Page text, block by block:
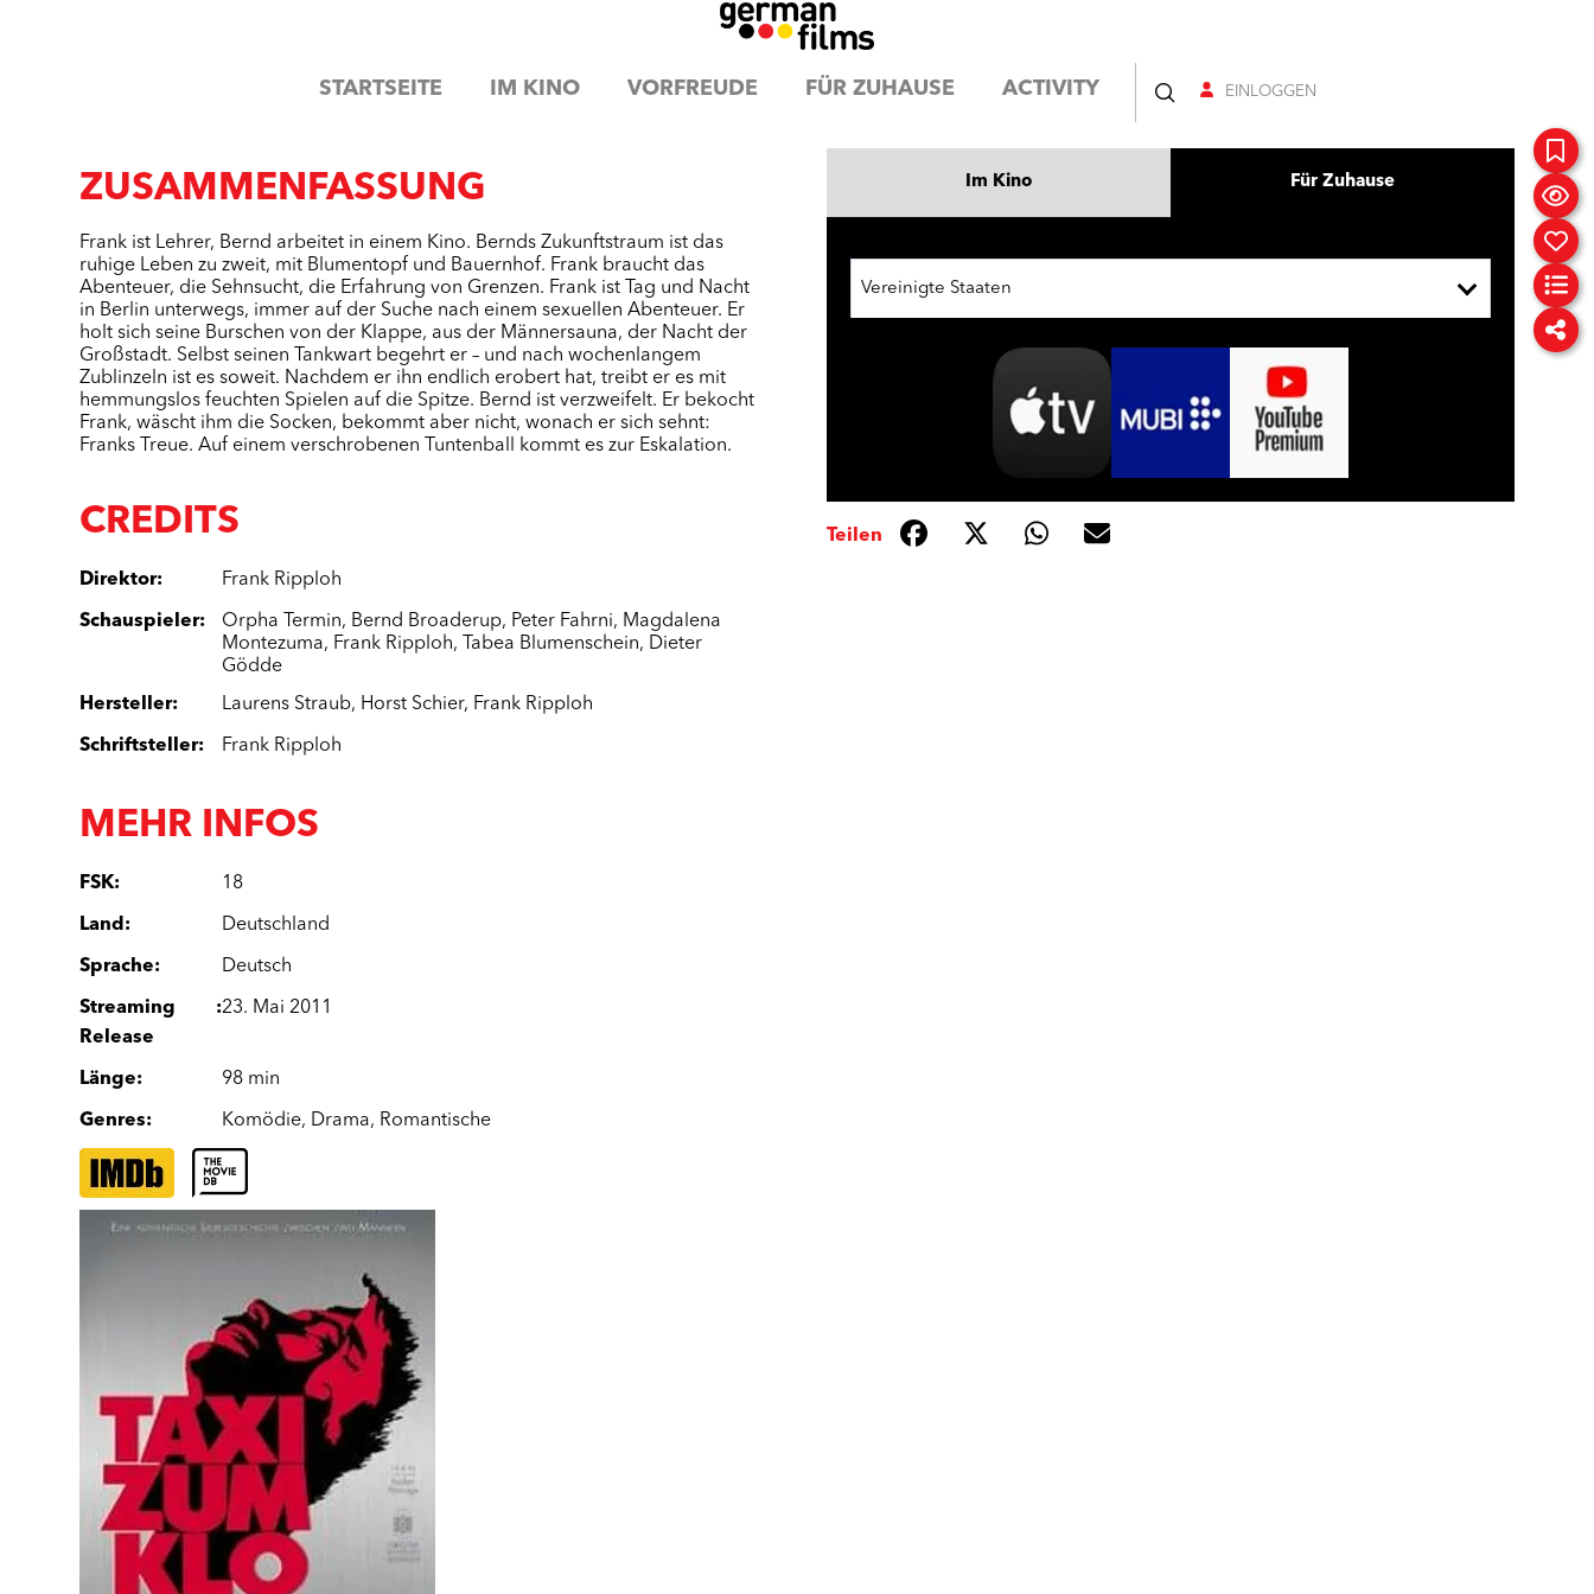
STARTSEITE IM KINO VORFREUDE FÜR ZUHAUSE ACTIVITY EINLOGGEN
ZUSAMMENFASSUNG
Frank ist Lehrer, Bernd arbeitet in einem Kino. Bernds Zukunfts­traum ist das
ruhige Leben zu zweit, mit Blumentopf und Bauernhof. Frank braucht das
Abenteuer, die Sehnsucht, die Erfahrung von Grenzen. Frank ist Tag und Nacht
in Berlin unterwegs, immer auf der Suche nach einem sexuellen Abenteuer. Er
holt sich seine Burschen von der Klappe, aus der Männersauna, der Nacht der
Großstadt. Selbst seinen Tankwart begehrt er – und nach wochenlangem
Zublinzeln ist es soweit. Nachdem er ihn endlich erobert hat, treibt er es mit
hemmungslos feuchten Spielen auf die Spitze. Bernd ist verzweifelt. Er bekocht
Frank, wäscht ihm die Socken, bekommt aber nicht, wonach er sich sehnt:
Franks Treue. Auf einem verschrobenen Tuntenball kommt es zur Eskalation.
CREDITS
Direktor: Frank Ripploh
Schauspieler: Orpha Termin, Bernd Broaderup, Peter Fahrni, Magdalena
Montezuma, Frank Ripploh, Tabea Blumenschein, Dieter
Gödde
Hersteller: Laurens Straub, Horst Schier, Frank Ripploh
Schriftsteller: Frank Ripploh
MEHR INFOS
FSK: 18
Land : Deutschland
Sprache: Deutsch
Streaming
Release
:23. Mai 2011
Länge: 98 min
Genres: Komödie, Drama, Romantische
Im Kino Für Zuhause
Vereinigte Staaten
Teilen